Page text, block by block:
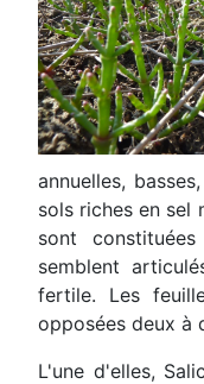
annuelles,
sols riches en sel
sont
semblent
fertile. Les
opposées deux à
L'une d'elles,